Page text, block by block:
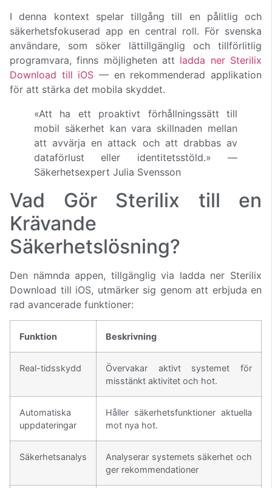
I denna kontext spelar tillgång till en pålitlig och
säkerhetsfokuserad app en central roll. För svenska
användare, som söker lättillgänglig och tillförlitlig
programvara, finns möjligheten att ladda ner Sterilix
Download till iOS — en rekommenderad applikation
för att stärka det mobila skyddet.
«Att ha ett proaktivt förhållningssätt till
mobil säkerhet kan vara skillnaden mellan
att avvärja en attack och att drabbas av
dataförlust eller identitetsstöld.» —
Säkerhetsexpert Julia Svensson
Vad Gör Sterilix till en
Krävande
Säkerhetslösning?
Den nämnda appen, tillgänglig via ladda ner Sterilix
Download till iOS, utmärker sig genom att erbjuda en
rad avancerade funktioner:
Funktion Beskrivning
Real-tidsskydd
Övervakar aktivt systemet för
misstänkt aktivitet och hot.
Automatiska
uppdateringar
Håller säkerhetsfunktioner aktuella
mot nya hot.
Säkerhetsanalys
Analyserar systemets säkerhet och
ger rekommendationer